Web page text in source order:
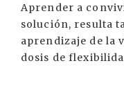
Aprender a
solución, resulta
aprendizaje de la
dosis de